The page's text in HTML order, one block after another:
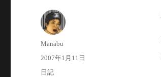
投
稿
Manabu
投
稿
2007年1月11日
カ
日記